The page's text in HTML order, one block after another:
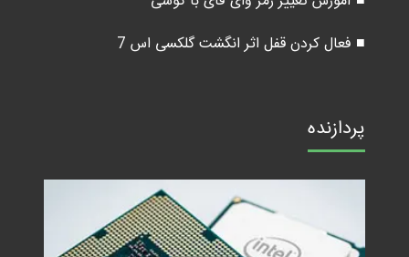
■ فعال کردن قفل اثر انگشت گلکسی اس 7
پردازنده